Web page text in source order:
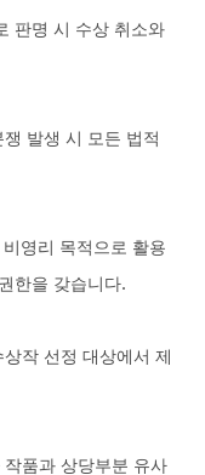
판명 시 수상 취소와
발생 시 모든 법적
영리 목적으로 활용
한을 갖습니다.
작 선정 대상에서 제
품과 상당부분 유사